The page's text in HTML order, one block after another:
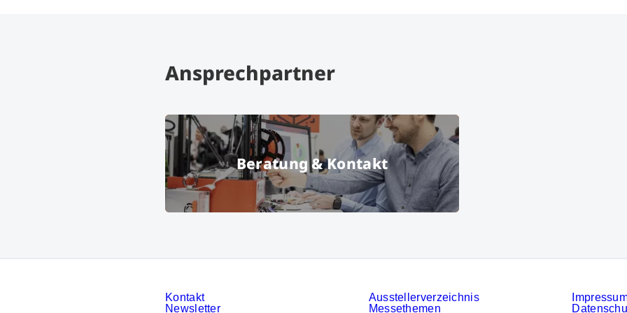
Ansprechpartner
Beratung & Kontakt
Beratung & Kontakt
Kontakt
Newsletter
Ausstellerverzeichnis
Messethemen